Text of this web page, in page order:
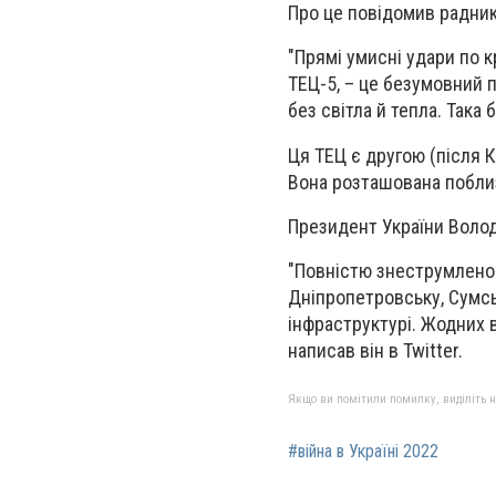
Про це повідомив
"Прямі умисні удари по
ТЕЦ-5, – це безумовний
без світла й тепла. Така
Ця ТЕЦ є другою (після
Вона розташована
Президент України
"Повністю знеструмлено
Дніпропетровську,
інфраструктурі. Жодних
написав він в Twitter.
Якщо ви помітили помилку, виділіть
#війна в Україні 2022